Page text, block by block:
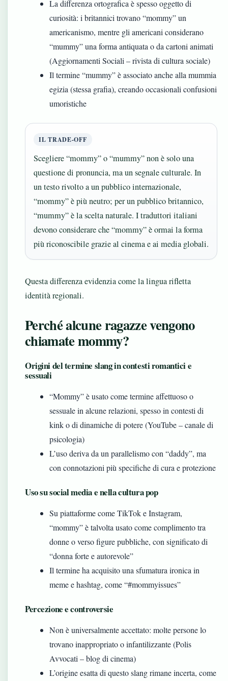
La differenza ortografica è spesso oggetto di
curiosità: i britannici trovano “mommy” un
americanismo, mentre gli americani considerano
“mummy” una forma antiquata o da cartoni animati
(Aggiornamenti Sociali – rivista di cultura sociale)
Il termine “mummy” è associato anche alla mummia
egizia (stessa grafia), creando occasionali confusioni
umoristiche
IL TRADE‑OFF
Scegliere “mommy” o “mummy” non è solo una
questione di pronuncia, ma un segnale culturale. In
un testo rivolto a un pubblico internazionale,
“mommy” è più neutro; per un pubblico britannico,
“mummy” è la scelta naturale. I traduttori italiani
devono considerare che “mommy” è ormai la forma
più riconoscibile grazie al cinema e ai media globali.
Questa differenza evidenzia come la lingua rifletta
identità regionali.
Perché alcune ragazze vengono
chiamate mommy?
Origini del termine slang in contesti romantici e
sessuali
“Mommy” è usato come termine affettuoso o
sessuale in alcune relazioni, spesso in contesti di
kink o di dinamiche di potere (YouTube – canale di
psicologia)
L’uso deriva da un parallelismo con “daddy”, ma
con connotazioni più specifiche di cura e protezione
Uso su social media e nella cultura pop
Su piattaforme come TikTok e Instagram,
“mommy” è talvolta usato come complimento tra
donne o verso figure pubbliche, con significato di
“donna forte e autorevole”
Il termine ha acquisito una sfumatura ironica in
meme e hashtag, come “#mommyissues”
Percezione e controversie
Non è universalmente accettato: molte persone lo
trovano inappropriato o infantilizzante (Polis
Avvocati – blog di cinema)
L’origine esatta di questo slang rimane incerta, come